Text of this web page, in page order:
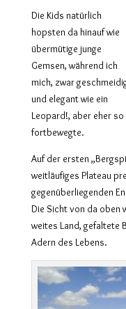
Die Kids natürlich
hopsten da hinauf wie
übermütige junge
Gemsen, während ich
mich, zwar
und elegant wie ein
Leopard!, aber eher
fortbewegte.
Auf der ersten
weitläufiges Plateau
gegenüberliegenden
Die Sicht von da oben
weites Land, gefaltete
Adern des Lebens.